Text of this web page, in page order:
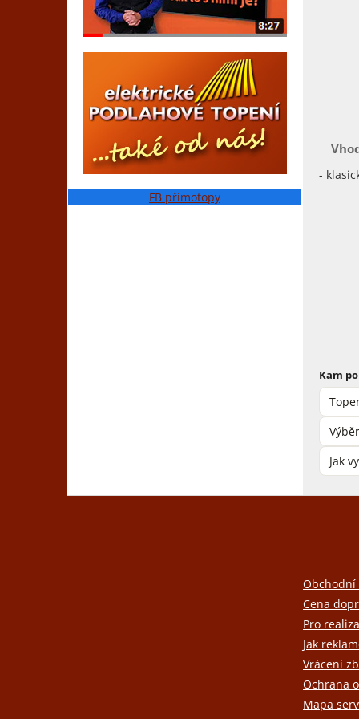
FB přímotopy
-
Kam
Jak
Cena
Pro
Jak
Vrácení
Ochrana
Mapa